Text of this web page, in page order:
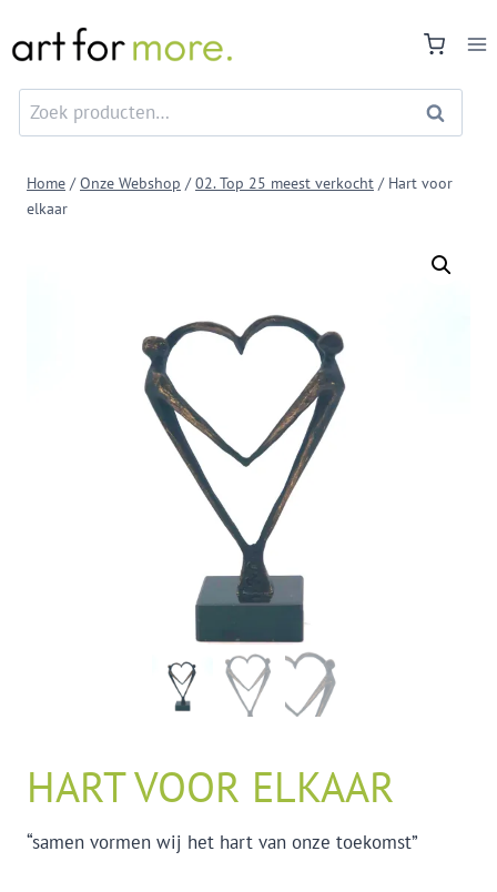
naar
Zoeken
naar:
Zoeken
Home / Onze Webshop / 02. Top 25 meest verkocht / Hart voor
elkaar
HART VOOR ELKAAR
“samen vormen wij het hart van onze toekomst”